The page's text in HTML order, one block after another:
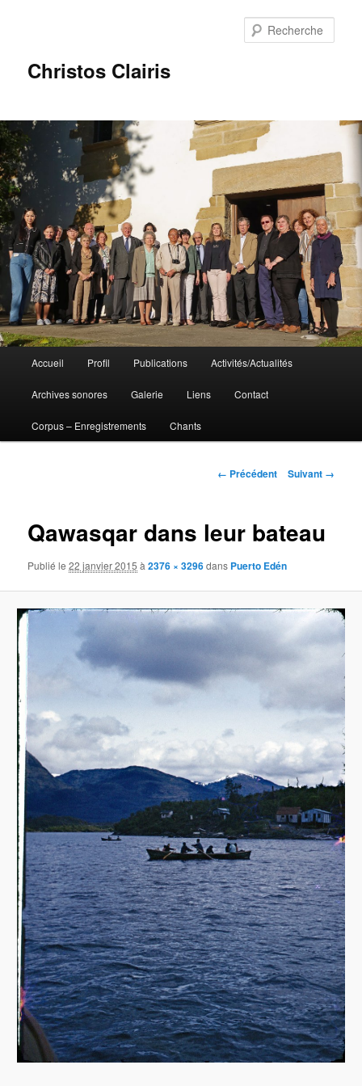
Christos Clairis
principal
Aller
au
contenu
Accueil Profil Publications Activités/Actualités
Archives sonores Galerie Liens Contact
Corpus – Enregistrements Chants
Navigation
← Précédent Suivant →
Qawasqar dans leur bateau
Publié le22 janvier 2015 à2376 × 3296dans Puerto Edén